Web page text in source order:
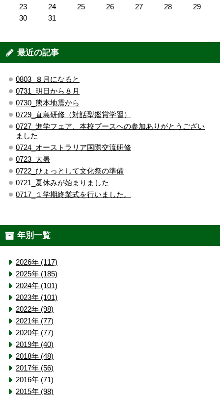
23
24 25 26 27 28
29
30
31
最近の記事
0803_８月になると
0731_明日から８月
0730_熊本地震から
0729_直島研修（対話型鑑賞学習）
0727_進学フェア、本校ブースへの参加ありがとうござい
ました
0724_オーストラリア国際交流研修
0723_大暑
0722_ひょっとして文化祭の準備
0721_夏休みが始まりました
0717_１学期終業式を行いました。
年別一覧
2026年 (117)
2025年 (185)
2024年 (101)
2023年 (101)
2022年 (98)
2021年 (77)
2020年 (77)
2019年 (40)
2018年 (48)
2017年 (56)
2016年 (71)
2015年 (98)